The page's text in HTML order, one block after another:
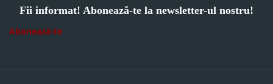
Fii informat! Abonează-te la newsletter-ul nostru!
Abonează-te